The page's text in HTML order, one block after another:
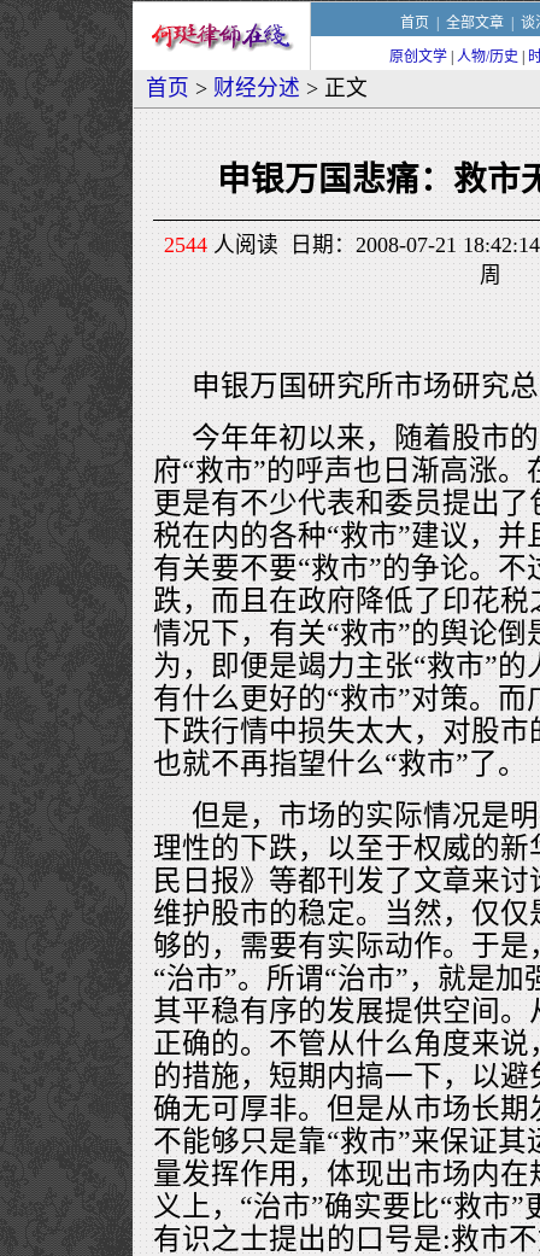
首页 全部文章| 谈
原创文学 人物/历史
首页 > 财经分述 > 正文
申银万国悲痛：救市
2544人阅读 日期：2008-07-21
周
申银万国研究所市场研究
今年年初以来，随着股市
府“救市”的呼声也日渐高涨。
更是有不少代表和委员提出
税在内的各种“救市”建议，
有关要不要“救市”的争论。
跌，而且在政府降低了印花
情况下，有关“救市”的舆论
为，即便是竭力主张“救市”
有什么更好的“救市”对策。
下跌行情中损失太大，对股
也就不再指望什么“救市”了。
但是，市场的实际情况是
理性的下跌，以至于权威的
民日报》等都刊发了文章来
维护股市的稳定。当然，仅
够的，需要有实际动作。于
“治市”。所谓“治市”，就是
其平稳有序的发展提供空间
正确的。不管从什么角度来说
的措施，短期内搞一下，以
确无可厚非。但是从市场长
不能够只是靠“救市”来保证
量发挥作用，体现出市场内
义上，“治市”确实要比“救市
有识之士提出的口号是:救市